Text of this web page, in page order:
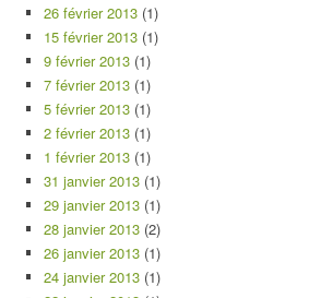
26 février 2013 (1)
15 février 2013 (1)
9 février 2013 (1)
7 février 2013 (1)
5 février 2013 (1)
2 février 2013 (1)
1 février 2013 (1)
31 janvier 2013 (1)
29 janvier 2013 (1)
28 janvier 2013 (2)
26 janvier 2013 (1)
24 janvier 2013 (1)